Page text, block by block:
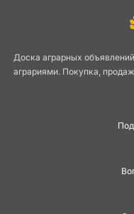
Доска аграрных
аграриями. Покупка,